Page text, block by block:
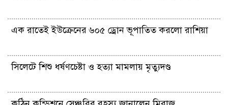
এক রাতেই ইউক্রেনের ৬০৫ ড্রোন ভূপাতিত করলো রাশিয়া
সিলেটে শিশু ধর্ষণচেষ্টা ও হত্যা মামলায় মৃত্যুদণ্ড